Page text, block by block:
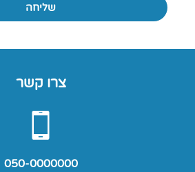
שליחה
צרו קשר
050-0000000